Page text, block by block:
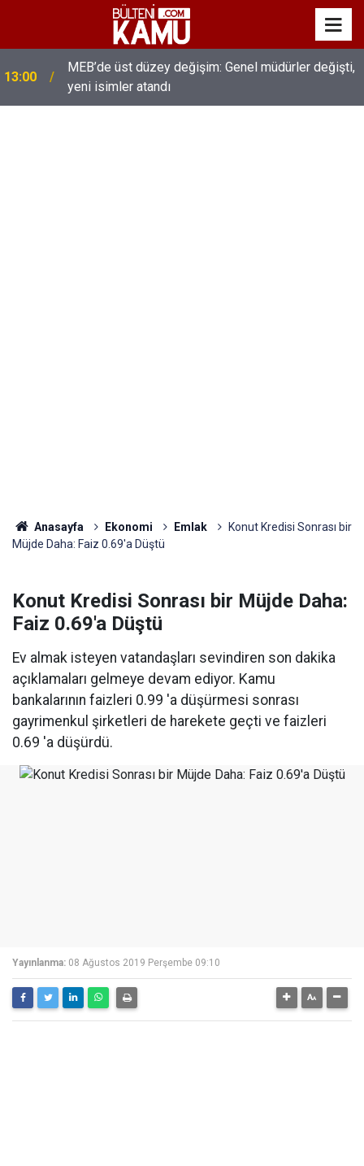
13:00
MEB’de üst düzey değişim: Genel müdürler değişti,
yeni isimler atandı
Anasayfa Ekonomi Emlak
Konut Kredisi Sonrası bir
Müjde Daha: Faiz 0.69'a Düştü
Konut Kredisi Sonrası bir Müjde Daha:
Faiz 0.69'a Düştü
Ev almak isteyen vatandaşları sevindiren son dakika
açıklamaları gelmeye devam ediyor. Kamu
bankalarının faizleri 0.99 'a düşürmesi sonrası
gayrimenkul şirketleri de harekete geçti ve faizleri
0.69 'a düşürdü.
Yayınlanma: 08 Ağustos 2019 Perşembe 09:10